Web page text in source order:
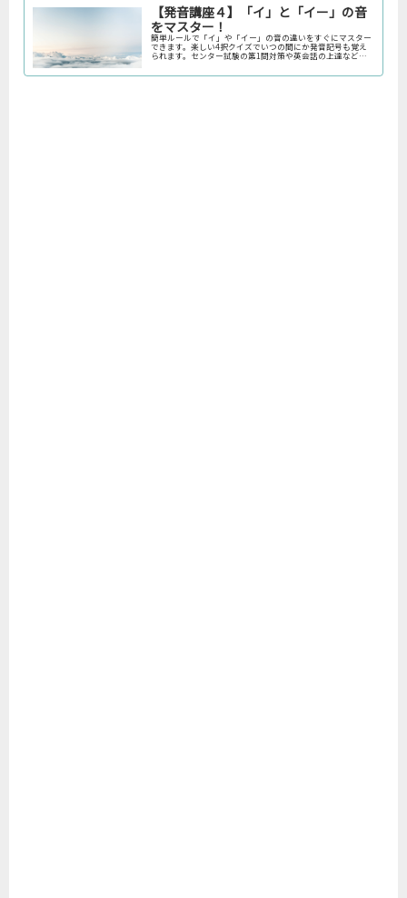
【発音講座４】「イ」と「イー」の音
をマスター！
簡単ルールで「イ」や「イー」の音の違いをすぐにマスター
できます。楽しい4択クイズでいつの間にか発音記号も覚え
られます。センター試験の第1問対策や英会話の上達などに